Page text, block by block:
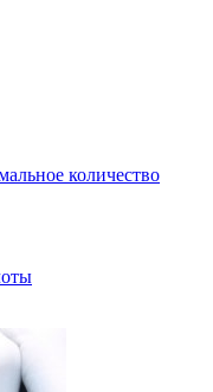
количество